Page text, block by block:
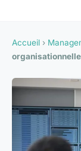
Accueil ›